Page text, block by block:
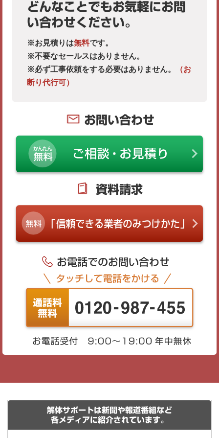
どんなことでもお気軽にお問
い合わせください。
※お見積りは無料です。
※不要なセールスはありません。
※必ず工事依頼をする必要はありません。
（お
断り代行可）
お問い合わせ
資料請求
解体サポートは新聞や報道番組など
各メディアに紹介されています。